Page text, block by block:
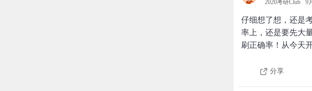
2020考研Club 9
仔细想了想，还是
率上，还是要先大
刷正确率！从今天
分享